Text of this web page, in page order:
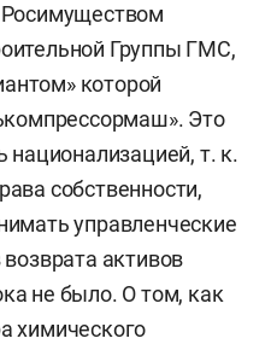
Группы ГМС,
которой
Это
национализацией, т. к.
собственности,
управленческие
активов
не было. О том, как
химического